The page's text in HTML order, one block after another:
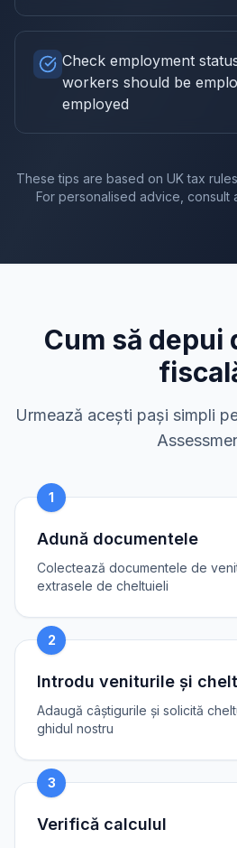
Check employment
workers should be
employed
These tips are based on UK tax
For personalised advice, consult
Cum să depui
Urmează acești pași simpli
1
Adună documentele
Colectează documentele de
extrasele de cheltuieli
2
Introdu veniturile și
Adaugă câștigurile și solicită
ghidul nostru
3
Verifică calculul